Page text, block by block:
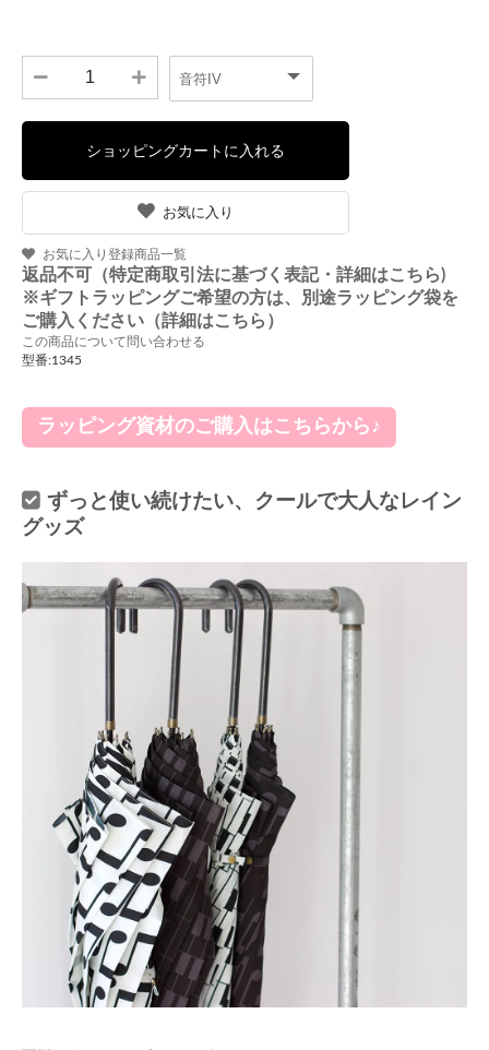
お気に入り
お気に入り登録商品一覧
返品不可（特定商取引法に基づく表記・詳細はこちら)
※ギフトラッピングご希望の方は、別途ラッピング袋を
ご購入ください（詳細はこちら）
この商品について問い合わせる
型番:1345
ラッピング資材のご購入はこちらから♪
ずっと使い続けたい、クールで大人なレイン
グッズ